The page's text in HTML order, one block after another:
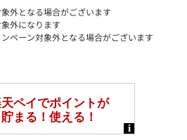
外となる場合がございます
外になります
ペーン対象外となる場合がございます